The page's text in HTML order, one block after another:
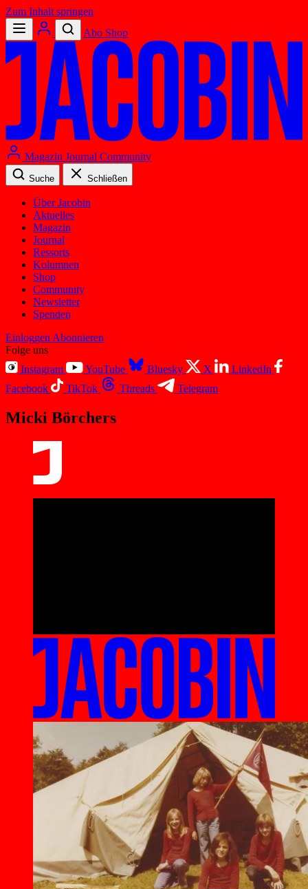
Zum Inhalt springen
Abo Shop
Magazin Journal Community
Suche Schließen
Über Jacobin
Aktuelles
Magazin
Journal
Ressorts
Kolumnen
Shop
Community
Newsletter
Spenden
Einloggen Abonnieren
Folge uns
Instagram
YouTube Bluesky X
LinkedIn
Facebook
TikTok Threads Telegram
Micki Börchers